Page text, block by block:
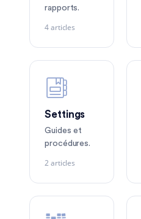
rapports.
4 articles
Settings
Guides et
procédures.
2 articles